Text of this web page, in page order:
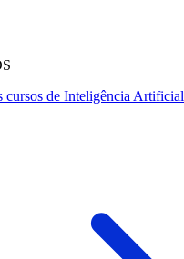
cursos de Inteligência Artificial